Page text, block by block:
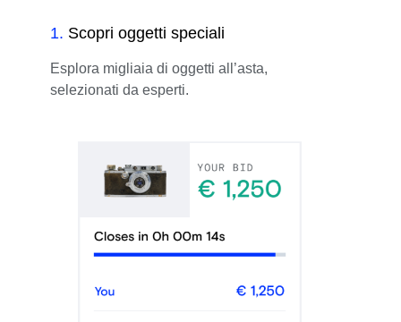
1. Scopri oggetti speciali
Esplora migliaia di oggetti all’asta,
selezionati da esperti.